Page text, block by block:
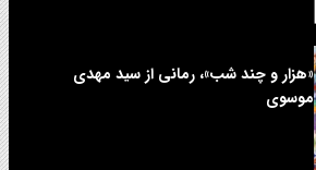
«هزار و چند شب»، رمانی از سید مهدی
موسوی